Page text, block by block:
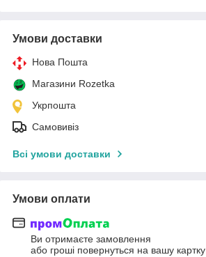
Умови доставки
Нова Пошта
Магазини Rozetka
Укрпошта
Самовивіз
Всі умови доставки
Умови оплати
Ви отримаєте замовлення
або гроші повернуться на вашу картку